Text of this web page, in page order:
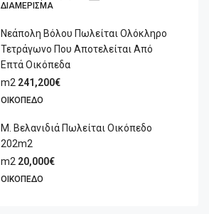
ΔΙΑΜΈΡΙΣΜΑ
Νεάπολη Βόλου Πωλείται Ολόκληρο
Τετράγωνο Που Αποτελείται Από
Επτά Οικόπεδα
m2 241,200€
ΟΙΚΌΠΕΔΟ
Μ. Βελανιδιά Πωλείται Οικόπεδο
202m2
m2 20,000€
ΟΙΚΌΠΕΔΟ